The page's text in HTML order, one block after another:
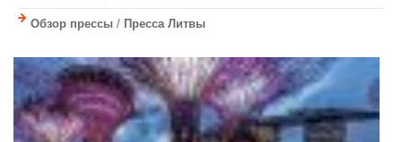
Обзор прессы / Пресса Литвы